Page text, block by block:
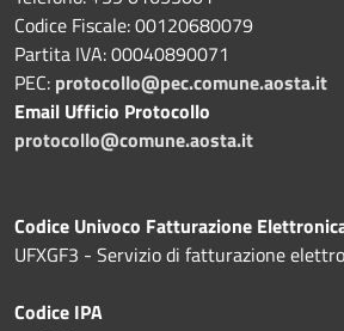
Codice Fiscale: 00120680079
Partita IVA: 00040890071
PEC: protocollo@pec.comune.aosta.it
Email Ufficio Protocollo
protocollo@comune.aosta.it
Codice Univoco Fatturazione
UFXGF3 - Servizio di fatturazione
Codice IPA